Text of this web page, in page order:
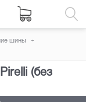
шины
(без